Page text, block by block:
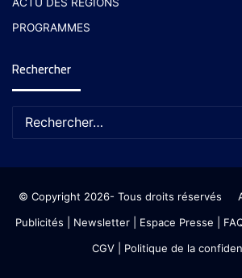
PROGRAMMES
Rechercher
© Copyright 2026- Tous droits réservés
Publicités
Newsletter| Espace Presse |
CGV| Politique de la